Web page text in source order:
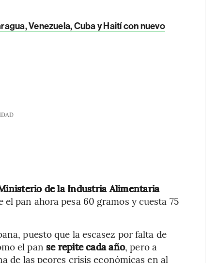
Venezuela, Cuba y Haití con nuevo
de la Industria Alimentaria
pan ahora pesa 60 gramos y cuesta 75
puesto que la escasez por falta de
el pan se repite cada año, pero a
de las peores crisis económicas en al